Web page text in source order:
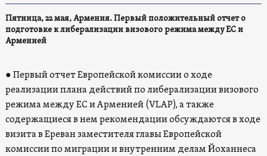
Пятница, 22 мая, Армения. Первый положительный отчет о
подготовке к либерализации визового режима между ЕС и
Арменией
● Первый отчет Европейской комиссии о ходе
реализации плана действий по либерализации визового
режима между ЕС и Арменией (VLAP), а также
содержащиеся в нем рекомендации обсуждаются в ходе
визита в Ереван заместителя главы Европейской
комиссии по миграции и внутренним делам Йоханнеса